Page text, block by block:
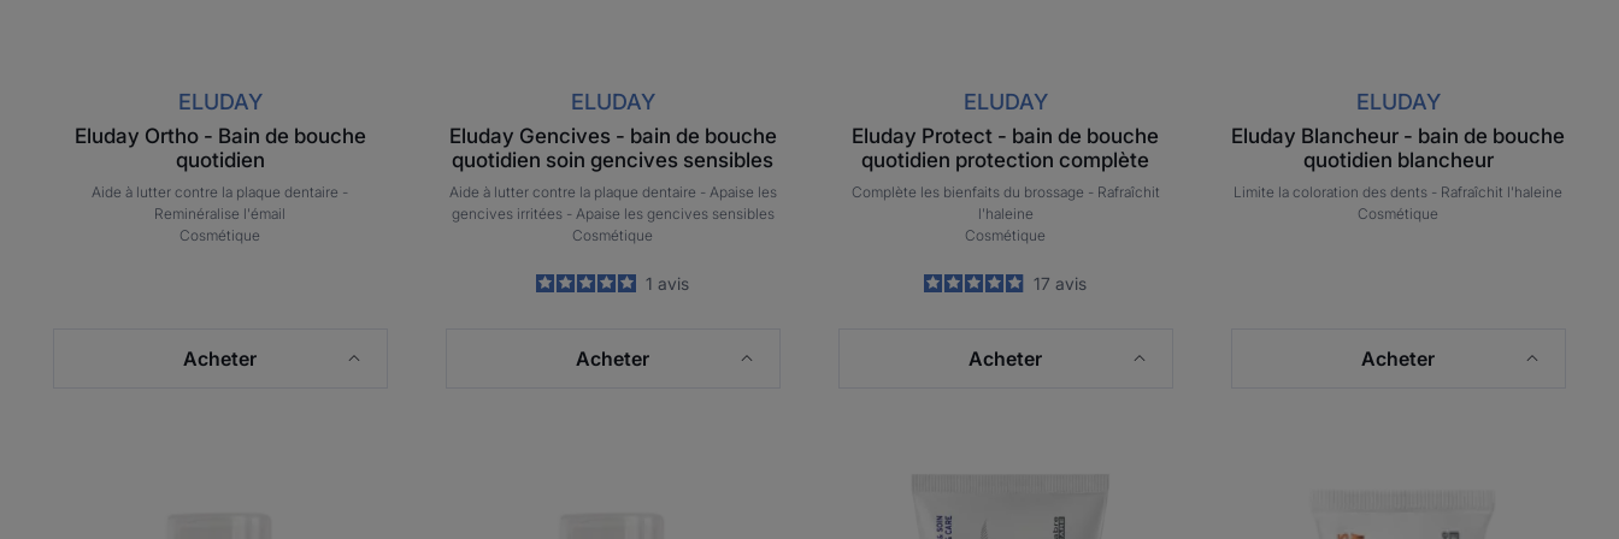
ELUDAY
Eluday Ortho - Bain de bouche
quotidien
Aide à lutter contre la plaque dentaire -
Reminéralise l'émail
Cosmétique
Acheter
ELUDAY
Eluday Gencives - bain de bouche
quotidien soin gencives sensibles
Aide à lutter contre la plaque dentaire - Apaise les
gencives irritées - Apaise les gencives sensibles
Cosmétique
5/51avis
Acheter
ELUDAY
Eluday Protect - bain de bouche
quotidien protection complète
Complète les bienfaits du brossage - Rafraîchit
l'haleine
Cosmétique
4.9
/5
17avis
Acheter
ELUDAY
Eluday Blancheur - bain de bouche
quotidien blancheur
Limite la coloration des dents - Rafraîchit l'haleine
Cosmétique
Acheter